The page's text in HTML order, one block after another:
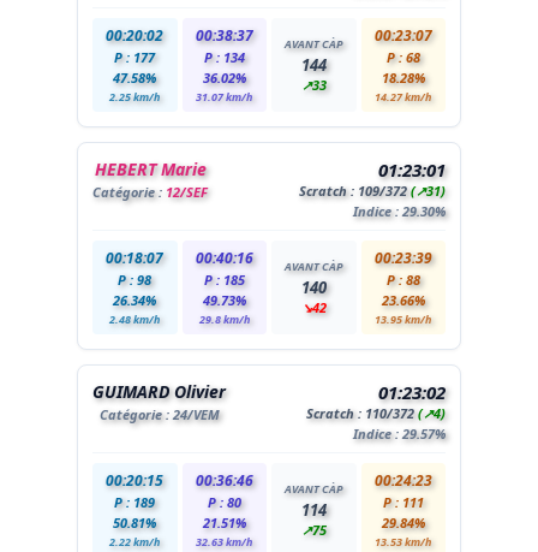
00:20:02
P : 177
47.58%
2.25 km/h
00:38:37
P : 134
36.02%
31.07 km/h
AVANT CÀP
144
↗33
00:23:07
P : 68
18.28%
14.27 km/h
HEBERT Marie
Catégorie : 12/SEF
01:23:01
Scratch : 109/372(↗31)
Indice : 29.30%
00:18:07
P : 98
26.34%
2.48 km/h
00:40:16
P : 185
49.73%
29.8 km/h
AVANT CÀP
140
↘42
00:23:39
P : 88
23.66%
13.95 km/h
GUIMARD Olivier
Catégorie :24/VEM
01:23:02
Scratch : 110/372(↗4)
Indice : 29.57%
00:20:15
P : 189
50.81%
2.22 km/h
00:36:46
P : 80
21.51%
32.63 km/h
AVANT CÀP
114
↗75
00:24:23
P : 111
29.84%
13.53 km/h